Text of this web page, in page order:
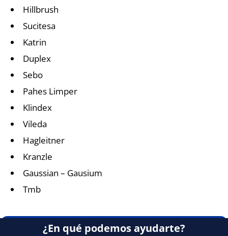
Hillbrush
Sucitesa
Katrin
Duplex
Sebo
Pahes Limper
Klindex
Vileda
Hagleitner
Kranzle
Gaussian – Gausium
Tmb
¿En qué podemos ayudarte?